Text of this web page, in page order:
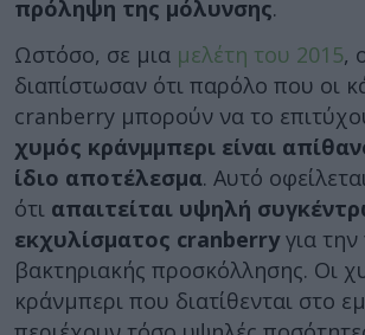
πρόληψη της μόλυνσης.
Ωστόσο, σε μια μελέτη του 2015,
διαπίστωσαν ότι παρόλο που οι
cranberry μπορούν να το
χυμός κράνμμπερι είναι
ίδιο αποτέλεσμα. Αυτό
ότι απαιτείται υψηλή
εκχυλίσματος cranberryγια
βακτηριακής προσκόλλησης. Οι
κράνμπερι που διατίθενται στο